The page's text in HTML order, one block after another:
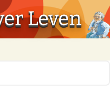
Leven